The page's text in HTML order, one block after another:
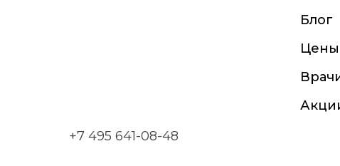
+7 495 641-08-48
Блог
Цены